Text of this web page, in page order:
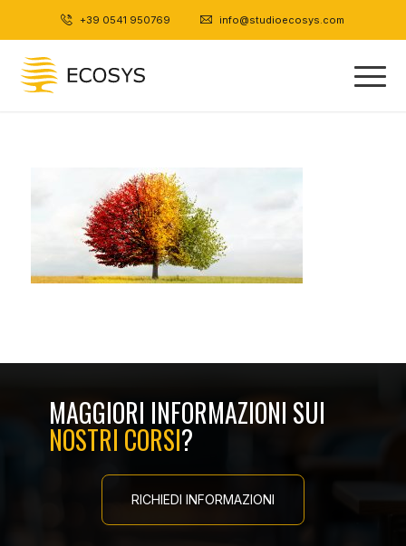
+39 0541 950769 info@studioecosys.com
MAGGIORI INFORMAZIONI SUI
NOSTRI CORSI?
RICHIEDI INFORMAZIONI